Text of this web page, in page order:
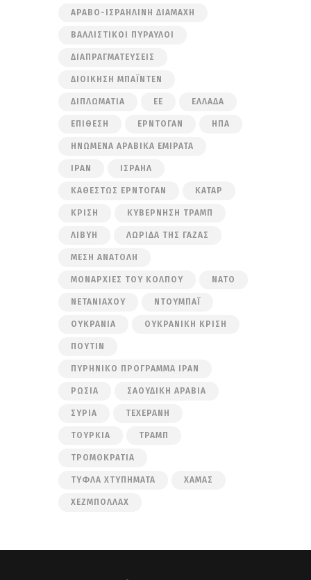
ΑΡΑΒΟ-ΙΣΡΑΗΛΙΝΉ ΔΙΑΜΆΧΗ
ΒΑΛΛΙΣΤΙΚΟΊ ΠΎΡΑΥΛΟΙ
ΔΙΑΠΡΑΓΜΑΤΕΎΣΕΙΣ
ΔΙΟΊΚΗΣΗ ΜΠΆΙΝΤΕΝ
ΔΙΠΛΩΜΑΤΊΑ ΕΕ ΕΛΛΆΔΑ
ΕΠΊΘΕΣΗ ΕΡΝΤΟΓΆΝ ΗΠΑ
ΗΝΩΜΈΝΑ ΑΡΑΒΙΚΆ ΕΜΙΡΆΤΑ
ΙΡΆΝ ΙΣΡΑΉΛ
ΚΑΘΕΣΤΏΣ ΕΡΝΤΟΓΆΝ ΚΑΤΆΡ
ΚΡΊΣΗ ΚΥΒΈΡΝΗΣΗ ΤΡΑΜΠ
ΛΙΒΎΗ ΛΩΡΊΔΑ ΤΗΣ ΓΆΖΑΣ
ΜΈΣΗ ΑΝΑΤΟΛΉ
ΜΟΝΑΡΧΊΕΣ ΤΟΥ ΚΌΛΠΟΥ ΝΑΤΟ
ΝΕΤΑΝΙΆΧΟΥ ΝΤΟΥΜΠΆΙ
ΟΥΚΡΑΝΊΑ ΟΥΚΡΑΝΙΚΉ ΚΡΊΣΗ
ΠΟΎΤΙΝ
ΠΥΡΗΝΙΚΌ ΠΡΌΓΡΑΜΜΑ ΙΡΆΝ
ΡΩΣΊΑ ΣΑΟΥΔΙΚΉ ΑΡΑΒΊΑ
ΣΥΡΊΑ ΤΕΧΕΡΆΝΗ
ΤΟΥΡΚΊΑ ΤΡΑΜΠ
ΤΡΟΜΟΚΡΑΤΊΑ
ΤΥΦΛΆ ΧΤΥΠΉΜΑΤΑ ΧΑΜΆΣ
ΧΕΖΜΠΟΛΛΆΧ